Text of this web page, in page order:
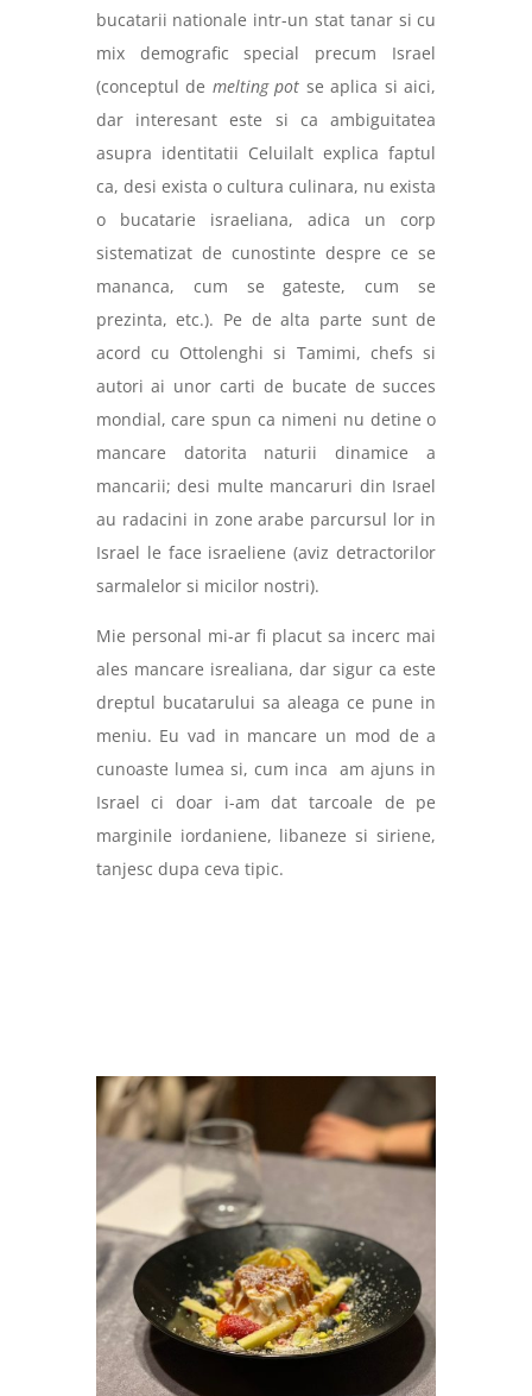
bucatarii nationale intr-un stat tanar si cu
mix demografic special precum Israel
(conceptul de melting pot se aplica si aici,
dar interesant este si ca ambiguitatea
asupra identitatii Celuilalt explica faptul
ca, desi exista o cultura culinara, nu exista
o bucatarie israeliana, adica un corp
sistematizat de cunostinte despre ce se
mananca, cum se gateste, cum se
prezinta, etc.). Pe de alta parte sunt de
acord cu Ottolenghi si Tamimi, chefs si
autori ai unor carti de bucate de succes
mondial, care spun ca nimeni nu detine o
mancare datorita naturii dinamice a
mancarii; desi multe mancaruri din Israel
au radacini in zone arabe parcursul lor in
Israel le face israeliene (aviz detractorilor
sarmalelor si micilor nostri).
Mie personal mi-ar fi placut sa incerc mai
ales mancare isrealiana, dar sigur ca este
dreptul bucatarului sa aleaga ce pune in
meniu. Eu vad in mancare un mod de a
cunoaste lumea si, cum inca am ajuns in
Israel ci doar i-am dat tarcoale de pe
marginile iordaniene, libaneze si siriene,
tanjesc dupa ceva tipic.